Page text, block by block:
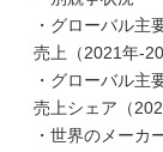
・グローバル主
売上（2021年-
・グローバル主
売上シェア（
・世界のメーカ